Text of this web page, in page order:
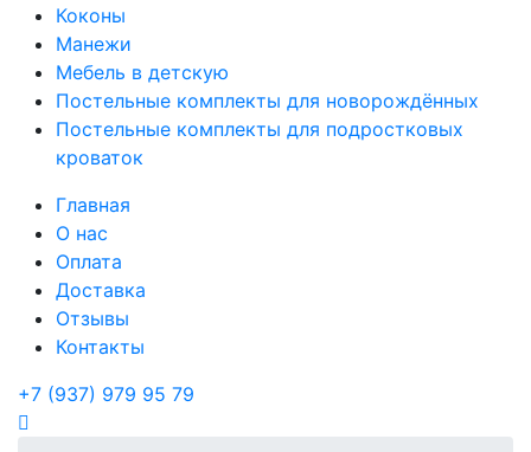
Коконы
Манежи
Мебель в детскую
Постельные комплекты для новорождённых
Постельные комплекты для подростковых
кроваток
Главная
О нас
Оплата
Доставка
Отзывы
Контакты
+7 (937) 979 95 79